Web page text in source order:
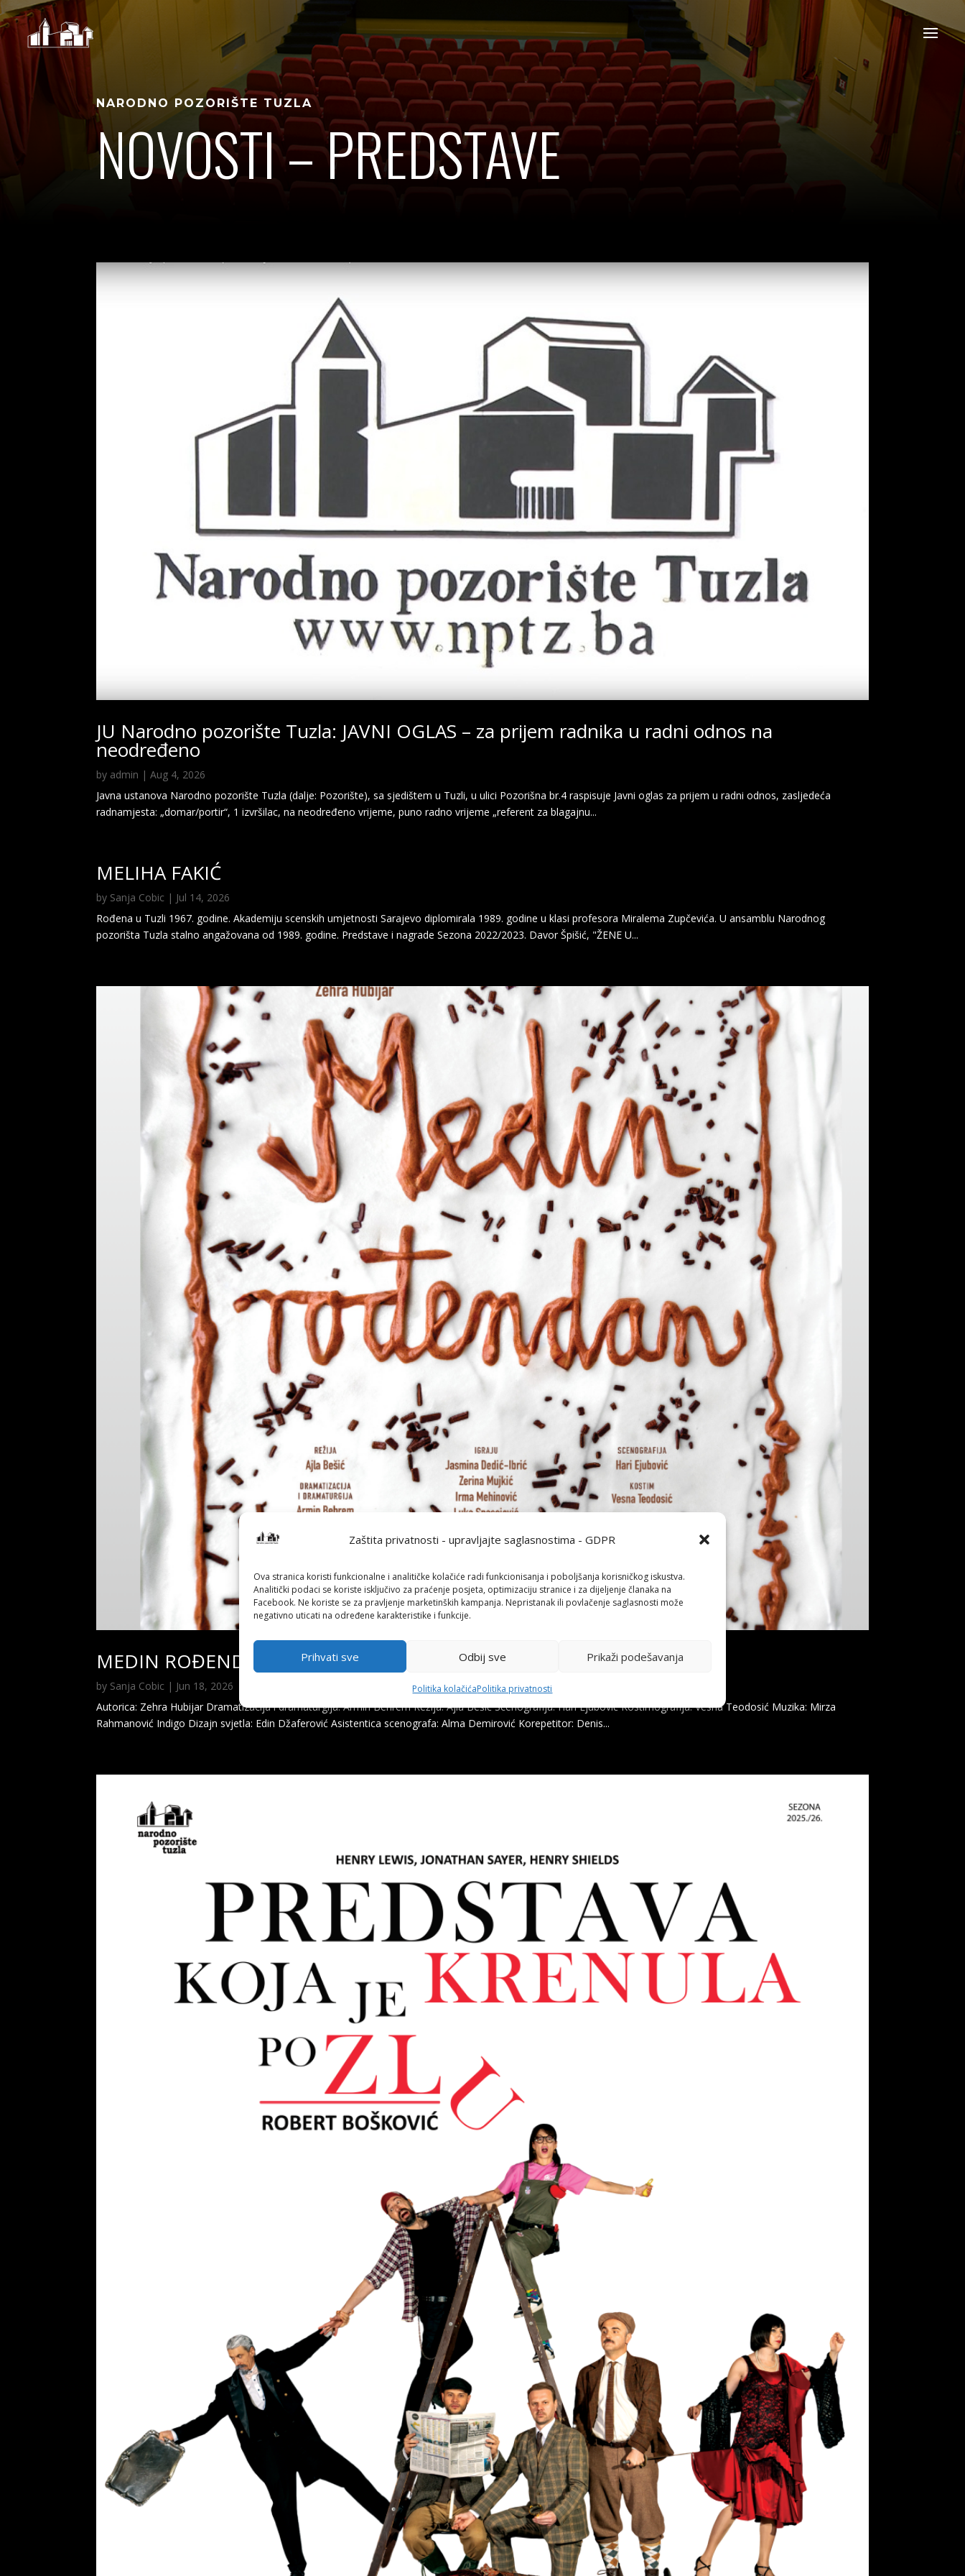
Zaštita privatnosti - upravljajte saglasnostima - GDPR
Ova stranica koristi funkcionalne i analitičke kolačiće radi funkcionisanja i poboljšanja korisničkog iskustva.
Analitički podaci se koriste isključivo za praćenje posjeta, optimizaciju stranice i za dijeljenje članaka na
Facebook. Ne koriste se za pravljenje marketinških kampanja. Nepristanak ili povlačenje saglasnosti može
negativno uticati na određene karakteristike i funkcije.
Prihvati sve Odbij sve Prikaži podešavanja
Politika kolačićaPolitika privatnosti
NARODNO POZORIŠTE TUZLA
NOVOSTI – PREDSTAVE
JU Narodno pozorište Tuzla: JAVNI OGLAS – za prijem radnika u radni odnos na
neodređeno
by admin |Aug 4, 2026
Javna ustanova Narodno pozorište Tuzla (dalje: Pozorište), sa sjedištem u Tuzli, u ulici Pozorišna br.4 raspisuje Javni oglas za prijem u radni odnos, zasljedeća
radnamjesta: „domar/portir“, 1 izvršilac, na neodređeno vrijeme, puno radno vrijeme „referent za blagajnu...
MELIHA FAKIĆ
by Sanja Cobic | Jul 14, 2026
Rođena u Tuzli 1967. godine. Akademiju scenskih umjetnosti Sarajevo diplomirala 1989. godine u klasi profesora Miralema Zupčevića. U ansamblu Narodnog
pozorišta Tuzla stalno angažovana od 1989. godine. Predstave i nagrade Sezona 2022/2023. Davor Špišić, "ŽENE U...
MEDIN ROĐENDAN
by Sanja Cobic | Jun 18, 2026
Autorica: Zehra Hubijar Dramatizacija i dramaturgija: Armin Behrem Režija: Ajla Bešić Scenografija: Hari Ejubović Kostimografija: Vesna Teodosić Muzika: Mirza
Rahmanović Indigo Dizajn svjetla: Edin Džaferović Asistentica scenografa: Alma Demirović Korepetitor: Denis...